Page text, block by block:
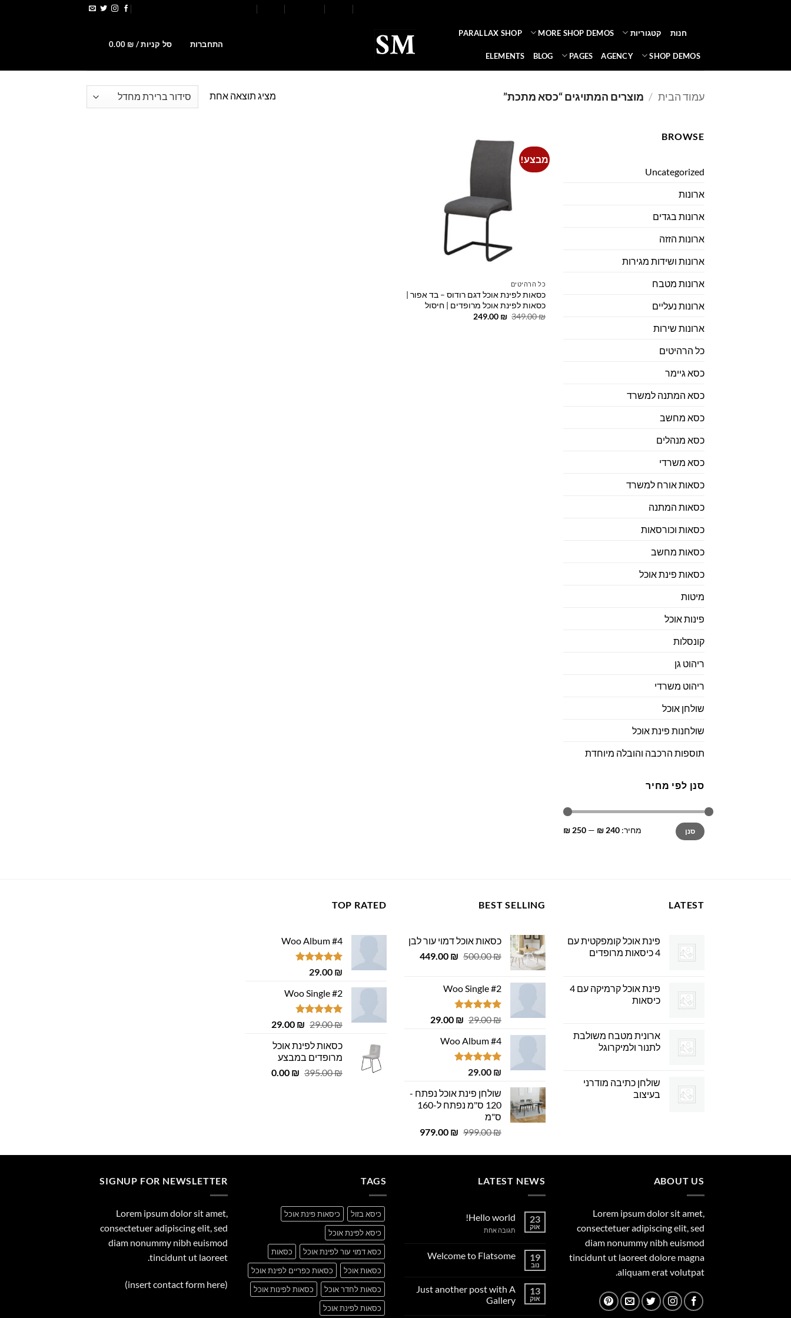
חנות קטגוריות MORE SHOP DEMOS
PARALLAX SHOP
SHOP DEMOS
AGENCY
PAGES
BLOG
ELEMENTS
התחברות סל קניות / 0.00 ₪
עמוד הבית / מוצרים המתויגים “כסא מתכת” מציג תוצאה אחת
BROWSE
Uncategorized
ארונות
ארונות בגדים
ארונות הזזה
ארונות ושידות מגירות
ארונות מטבח
ארונות נעליים
ארונות שירות
כל הרהיטים
כסא גיימר
כסא המתנה למשרד
כסא מחשב
כסא מנהלים
כסא משרדי
כסאות אורח למשרד
כסאות המתנה
כסאות וכורסאות
כסאות מחשב
כסאות פינת אוכל
מיטות
פינות אוכל
קונסלות
ריהוט גן
ריהוט משרדי
שולחן אוכל
שולחנות פינת אוכל
תוספות הרכבה והובלה מיוחדת
סנן לפי מחיר
מחיר
מינימלי
מחיר
מקסימלי
סנן מחיר: 240 ₪
—
250 ₪
מבצע!
כל הרהיטים
כסאות לפינת אוכל דגם רודוס – בד אפור |
כסאות לפינת אוכל מרופדים | חיסול
349.00₪
המחיר
249.00 ₪
LATEST
פינת אוכל קומפקטית עם
4 כיסאות מרופדים
פינת אוכל קרמיקה עם 4
כיסאות
ארונית מטבח משולבת
לתנור ולמיקרוגל
שולחן כתיבה מודרני
בעיצוב
BEST SELLING
כסאות אוכל דמוי עור לבן
500.00₪
המחיר
500.00 ₪.
449.00 ₪
המחיר
Woo Single #2
דורג4.75
29.00₪
המחיר
היה:
29.00 ₪.
29.00 ₪
המחיר
Woo Album #4
דורג5.00
29.00 ₪
שולחן פינת אוכל נפתח -
120 ס"מ נפתח ל-160
ס"מ
999.00₪
המחיר
היה:
979.00 ₪
המחיר
הוא:
TOP RATED
Woo Album #4
דורג5.00
29.00 ₪
Woo Single #2
דורג4.75
29.00₪
המחיר
היה:
29.00 ₪.
29.00 ₪
המחיר
כסאות לפינת אוכל
מרופדים במבצע
395.00₪
המחיר
0.00 ₪
המחיר
ABOUT US
Lorem ipsum dolor sit amet,
consectetuer adipiscing elit, sed
diam nonummy nibh euismod
tincidunt ut laoreet dolore magna
aliquam erat volutpat.
LATEST NEWS
23
אוק
Hello world!
תגובה אחתעל
19
נוב
Welcome to Flatsome
Welcome
to
Flatsome
13
אוק
Just another post with A
Gallery
TAGS
כיסא בזול
כיסאות פינת אוכל
כיסא לפינת אוכל
כסא דמוי עור לפינת אוכל
כסאות
כסאות אוכל
כסאות כפריים לפינת אוכל
כסאות לחדר אוכל
כסאות לפינות אוכל
כסאות לפינת אוכל
SIGNUP FOR NEWSLETTER
Lorem ipsum dolor sit amet,
consectetuer adipiscing elit, sed
diam nonummy nibh euismod
tincidunt ut laoreet.
(insert contact form here)